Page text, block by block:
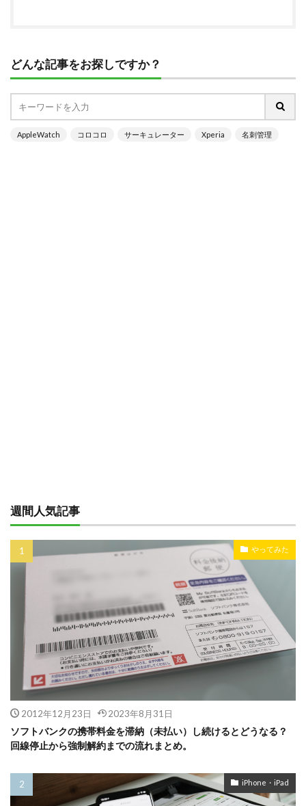
どんな記事をお探しですか？
AppleWatch コロコロ サーキュレーター Xperia 名刺管理
週間人気記事
やってみた
2012年12月23日 2023年8月31日
ソフトバンクの携帯料金を滞納（未払い）し続けるとどうなる？
回線停止から強制解約までの流れまとめ。
iPhone・iPad